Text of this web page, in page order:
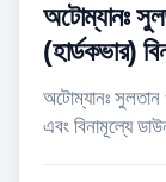
অটোম্যানঃ
(হার্ডকভার)
অটোম্যানঃ
এবং বিনামূল্যে